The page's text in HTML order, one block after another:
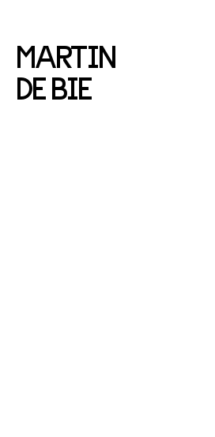
MARTIN
DE BIE